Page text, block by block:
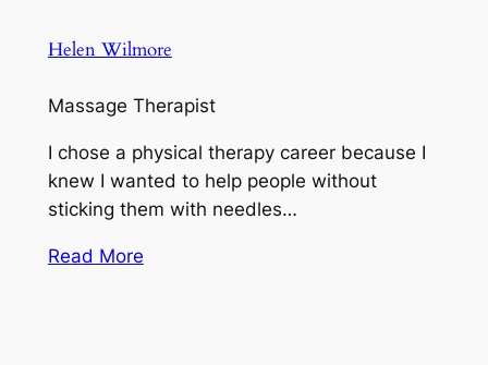
Helen Wilmore
Massage Therapist
I chose a physical therapy career because I
knew I wanted to help people without
sticking them with needles…
Read More